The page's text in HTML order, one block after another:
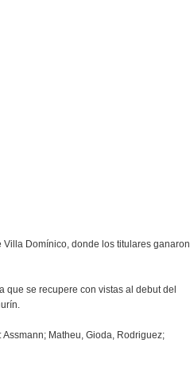
Domínico, donde los titulares ganaron
se recupere con vistas al debut del
Matheu, Gioda, Rodriguez;